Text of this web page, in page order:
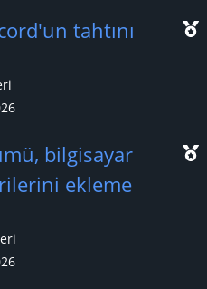
tahtını
bilgisayar
ekleme